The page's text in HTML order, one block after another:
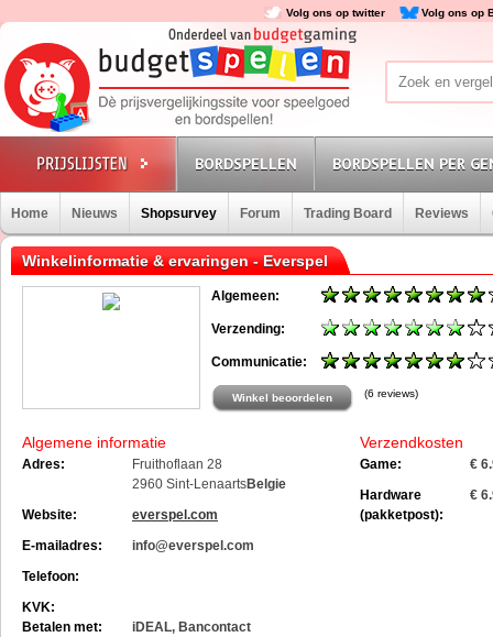
Volg ons op twitter Volg ons op
BORDSPELLEN BORDSPELLEN PER
Home Nieuws Shopsurvey Forum Trading Board Reviews
Winkelinformatie & ervaringen - Everspel
Algemeen:
Verzending:
Communicatie:
Winkel beoordelen (6 reviews)
Algemene informatie
Adres:
Fruithoflaan 28
2960 Sint-LenaartsBelgie
Website:
everspel.com
E-mailadres:
info@everspel.com
Telefoon:
KVK:
Betalen met:
iDEAL, Bancontact
Verzendkosten
Game:
€
Hardware
(pakketpost):
€